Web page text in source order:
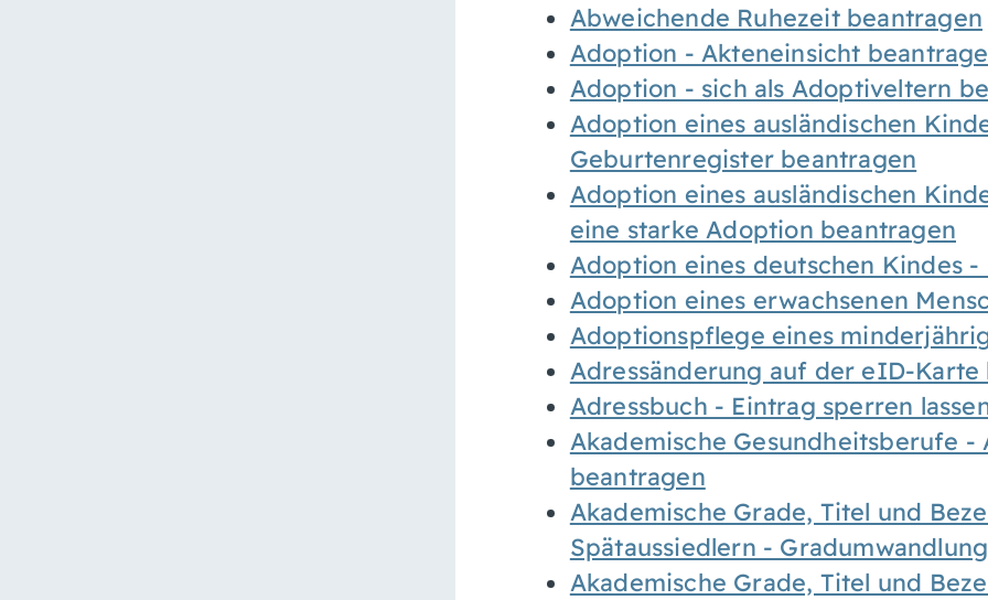
Abweichende Ruhezeit beantragen
Adoption - Akteneinsicht
Adoption - sich als Adoptiveltern
Adoption eines ausländischen
Geburtenregister beantragen
Adoption eines ausländischen
eine starke Adoption beantragen
Adoption eines deutschen Kindes
Adoption eines erwachsenen
Adoptionspflege eines
Adressänderung auf der eID-Karte
Adressbuch - Eintrag sperren
Akademische Gesundheitsberufe
beantragen
Akademische Grade, Titel und
Spätaussiedlern -
Akademische Grade, Titel und